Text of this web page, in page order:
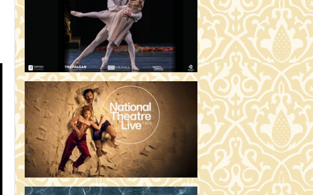
19:00 Fábri terem
AZ ÖRDÖG PRADÁT VISEL 2. (12)
19:00 Csortos terem
ÁDÁM ALMÁI (16)
JEGYVÁSÁRLÁS
19:00 Törőcsik Mari terem
HOGYAN TUDNÉK ÉLNI
NÉLKÜLED? (12)
JEGYVÁSÁRLÁS
19:00 Díszterem
ODÜSSZEIA (16)